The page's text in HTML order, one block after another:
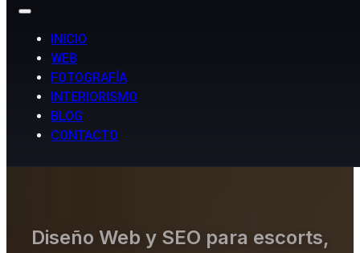
INICIO
WEB
FOTOGRAFÍA
INTERIORISMO
BLOG
CONTACTO
Diseño Web y SEO para escorts,